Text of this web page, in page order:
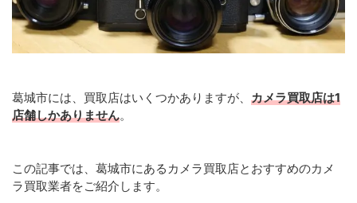
葛城市には、買取店はいくつかありますが、 カメラ買取店は1
店舗しかありません。
この記事では、葛城市にあるカメラ買取店とおすすめのカメ
ラ買取業者をご紹介します。